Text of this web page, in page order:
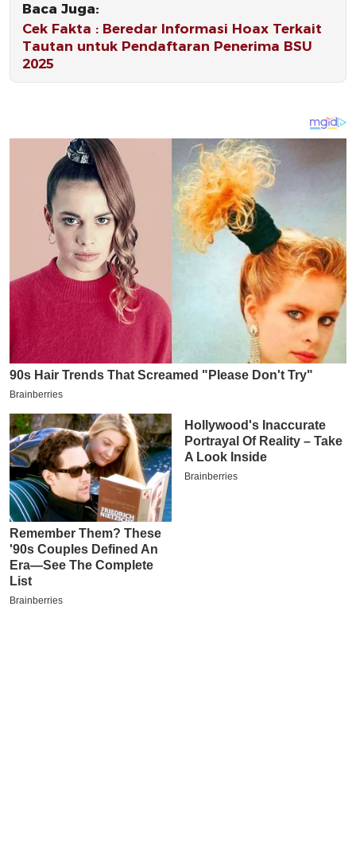
Baca Juga:
Cek Fakta : Beredar Informasi Hoax Terkait
Tautan untuk Pendaftaran Penerima BSU
2025